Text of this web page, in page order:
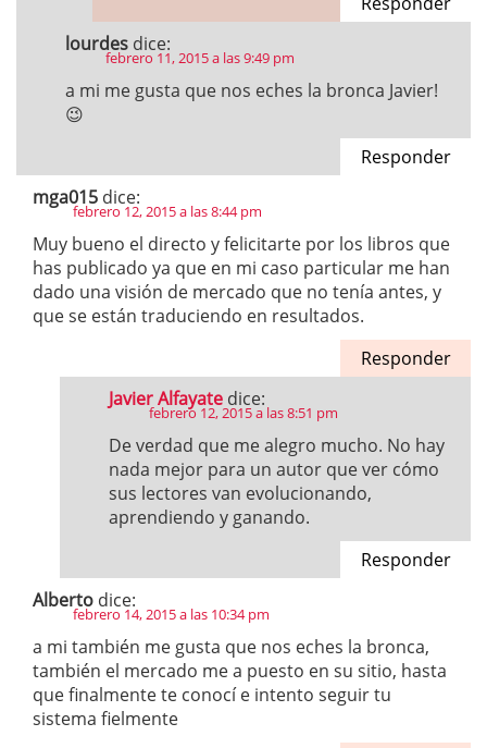
lourdes dice:
febrero 11, 2015 a las 9:49 pm
a mi me gusta que nos eches la bronca Javier!
😉
Responder
mga015 dice:
febrero 12, 2015 a las 8:44 pm
Muy bueno el directo y felicitarte por los libros que
has publicado ya que en mi caso particular me han
dado una visión de mercado que no tenía antes, y
que se están traduciendo en resultados.
Responder
Javier Alfayate dice:
febrero 12, 2015 a las 8:51 pm
De verdad que me alegro mucho. No hay
nada mejor para un autor que ver cómo
sus lectores van evolucionando,
aprendiendo y ganando.
Responder
Alberto dice:
febrero 14, 2015 a las 10:34 pm
a mi también me gusta que nos eches la bronca,
también el mercado me a puesto en su sitio, hasta
que finalmente te conocí e intento seguir tu
sistema fielmente